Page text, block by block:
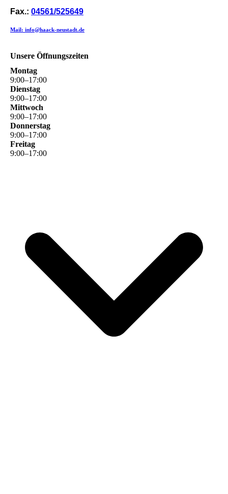
Fax.: 04561/525649
Mail: info@haack-neustadt.de
Unsere Öffnungszeiten
Montag
9:00–17:00
Dienstag
9:00–17:00
Mittwoch
9:00–17:00
Donnerstag
9:00–17:00
Freitag
9:00–17:00